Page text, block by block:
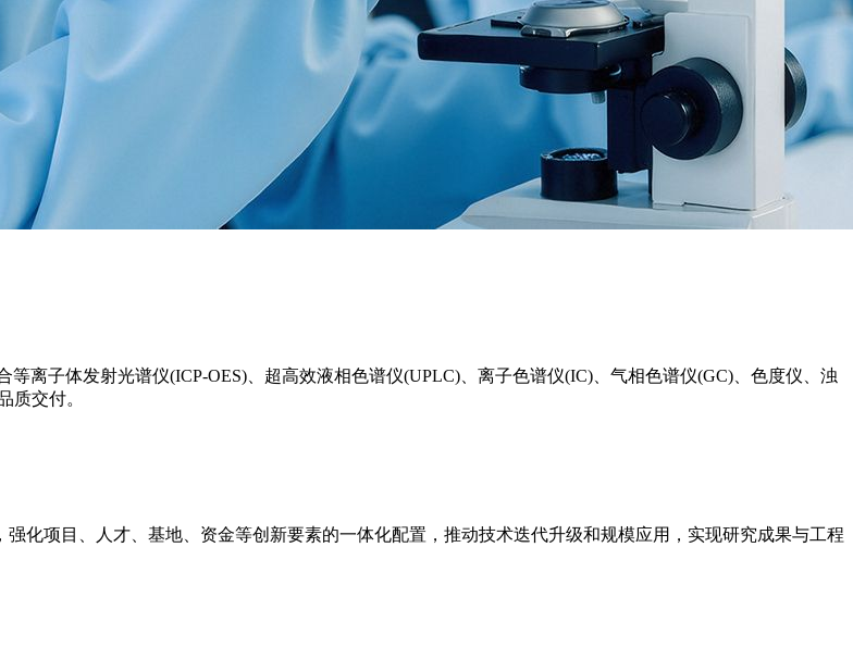
离子体发射光谱仪(ICP-OES)、超高效液相色谱仪(UPLC)、离子色谱仪(IC)、气相色谱仪(GC)、色度仪、浊
质交付。
化项目、人才、基地、资金等创新要素的一体化配置，推动技术迭代升级和规模应用，实现研究成果与工程